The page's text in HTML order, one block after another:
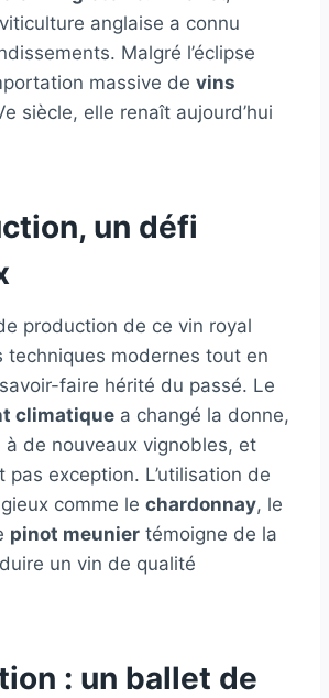
anglaise a connu
Malgré l’éclipse
massive de vins
siècle, elle renaît aujourd’hui
un défi
production de ce vin royal
techniques modernes tout en
faire hérité du passé. Le
climatique a changé la donne,
à de nouveaux vignobles, et
pas exception. L’utilisation de
comme le chardonnay, le
pinot meunier témoigne de la
un vin de qualité
: un ballet de